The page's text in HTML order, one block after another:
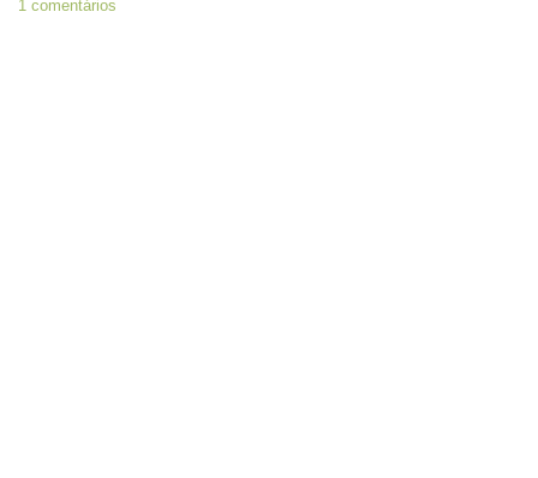
1 comentários